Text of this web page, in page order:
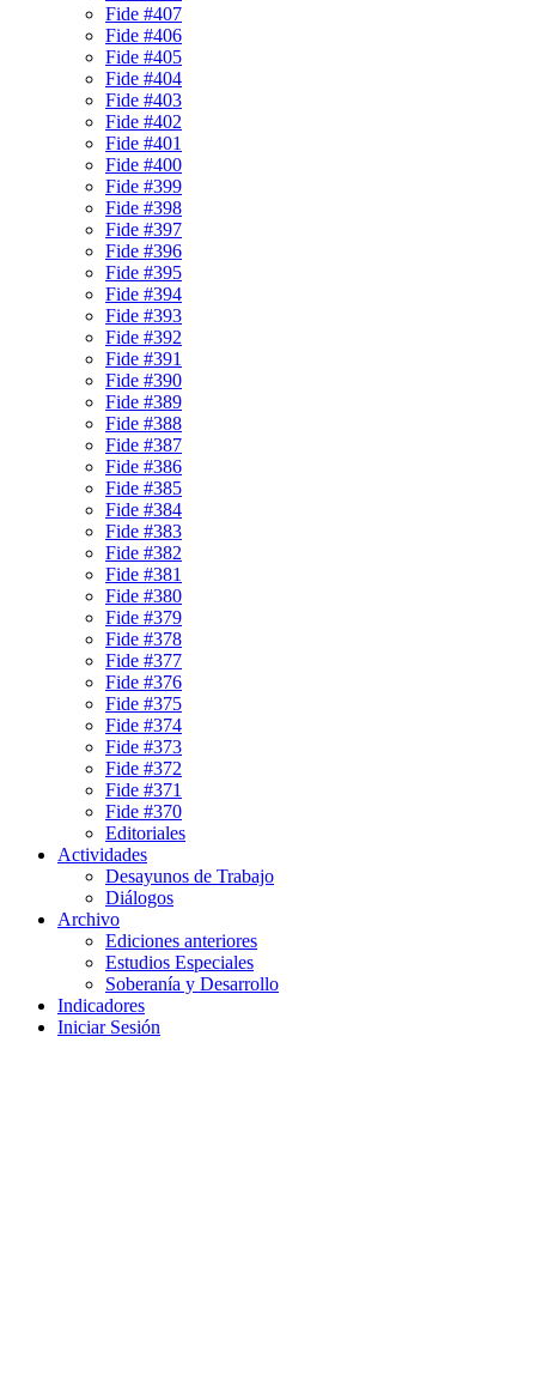
Fide #407
Fide #406
Fide #405
Fide #404
Fide #403
Fide #402
Fide #401
Fide #400
Fide #399
Fide #398
Fide #397
Fide #396
Fide #395
Fide #394
Fide #393
Fide #392
Fide #391
Fide #390
Fide #389
Fide #388
Fide #387
Fide #386
Fide #385
Fide #384
Fide #383
Fide #382
Fide #381
Fide #380
Fide #379
Fide #378
Fide #377
Fide #376
Fide #375
Fide #374
Fide #373
Fide #372
Fide #371
Fide #370
Editoriales
Actividades
Desayunos de Trabajo
Diálogos
Archivo
Ediciones anteriores
Estudios Especiales
Soberanía y Desarrollo
Indicadores
Iniciar Sesión